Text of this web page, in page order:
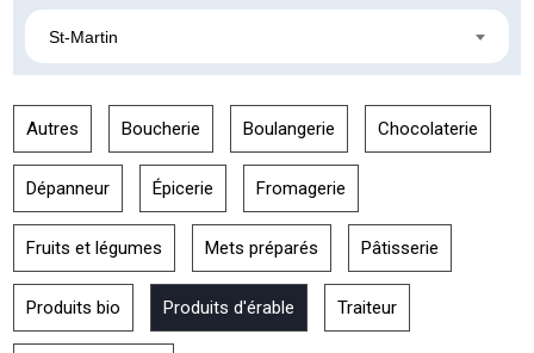
St-Martin
Autres Boucherie Boulangerie Chocolaterie
Dépanneur Épicerie Fromagerie
Fruits et légumes Mets préparés Pâtisserie
Produits bio Produits d'érable Traiteur